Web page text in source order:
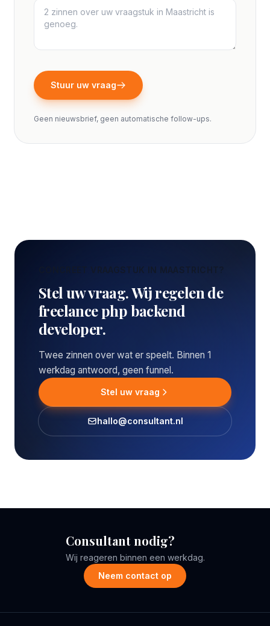
Stuur uw vraag
Geen nieuwsbrief, geen automatische follow-ups.
CONCREET VRAAGSTUK IN MAASTRICHT?
Stel uw vraag. Wij regelen de
freelance php backend
developer.
Twee zinnen over wat er speelt. Binnen 1
werkdag antwoord, geen funnel.
Stel uw vraag
hallo@consultant.nl
Consultant nodig?
Wij reageren binnen een werkdag.
Neem contact op